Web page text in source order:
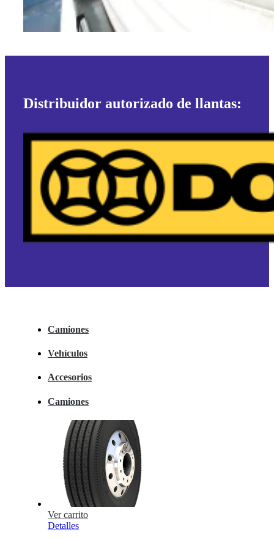
Distribuidor autorizado de llantas:
Camiones
Vehículos
Accesorios
Camiones
Ver carrito
Detalles